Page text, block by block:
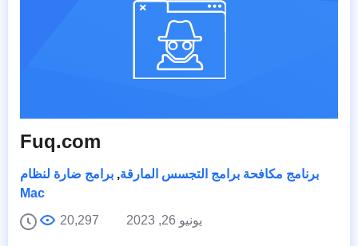
Fuq.com
برنامج مكافحة برامج التجسس المارقة, برامج ضارة لنظام
Mac
يونيو 26, 2023
20,297